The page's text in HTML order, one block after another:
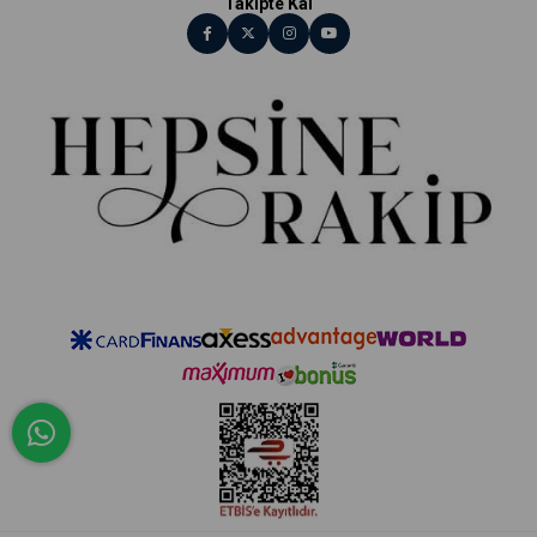
Hepsinerakip.com olarak, işletmenizin ihtiyac